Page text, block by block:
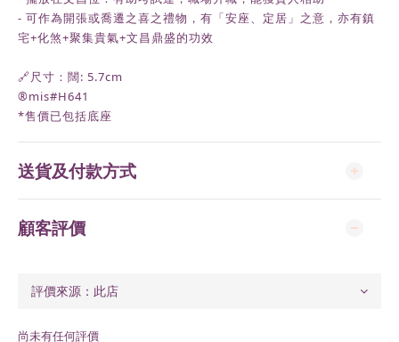
- 可作為開張或喬遷之喜之禮物，有「安座、定居」之意，亦有鎮
宅+化煞+聚集貴氣+文昌鼎盛的功效
🔗尺寸：闊: 5.7cm
®️mis#H641
*售價已包括底座
送貨及付款方式
顧客評價
尚未有任何評價